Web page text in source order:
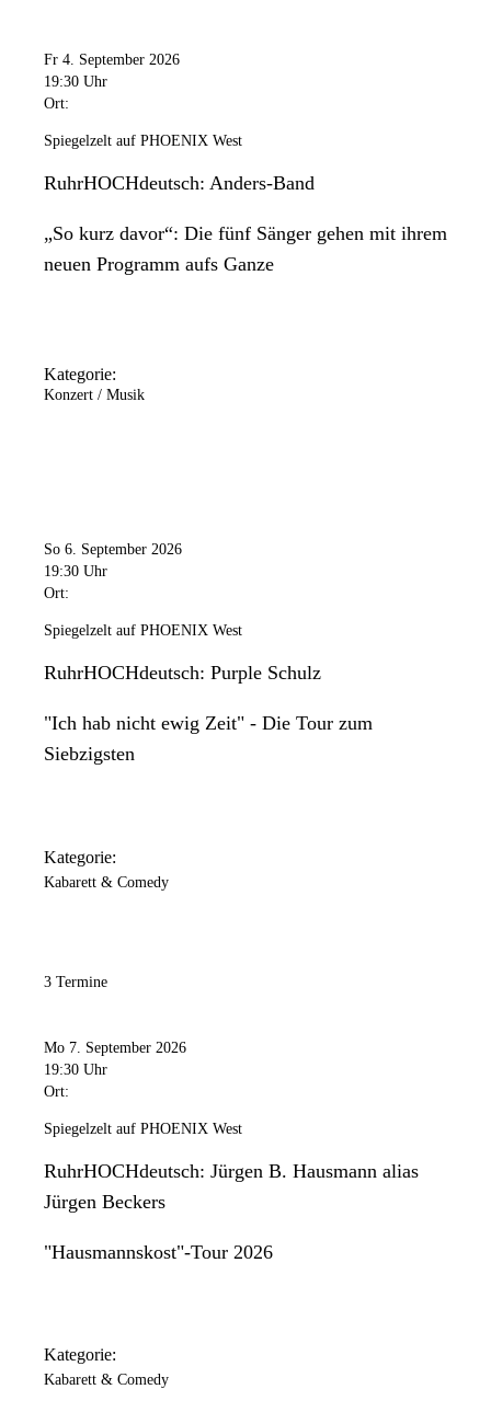
Fr 4. September 2026
19:30 Uhr
Ort:
Spiegelzelt auf PHOENIX West
RuhrHOCHdeutsch: Anders-Band
„So kurz davor“: Die fünf Sänger gehen mit ihrem
neuen Programm aufs Ganze
Kategorie:
Konzert / Musik
So 6. September 2026
19:30 Uhr
Ort:
Spiegelzelt auf PHOENIX West
RuhrHOCHdeutsch: Purple Schulz
"Ich hab nicht ewig Zeit" - Die Tour zum
Siebzigsten
Kategorie:
Kabarett & Comedy
3 Termine
Mo 7. September 2026
19:30 Uhr
Ort:
Spiegelzelt auf PHOENIX West
RuhrHOCHdeutsch: Jürgen B. Hausmann alias
Jürgen Beckers
"Hausmannskost"-Tour 2026
Kategorie:
Kabarett & Comedy